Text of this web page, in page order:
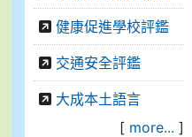
健康促進學校評鑑
交通安全評鑑
大成本土語言
[ more... ]